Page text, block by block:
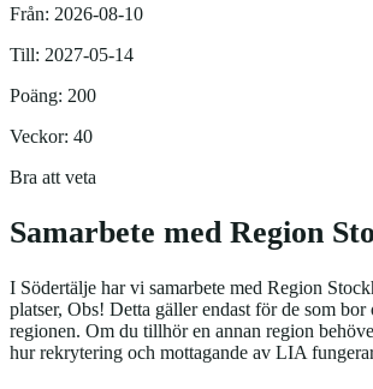
Från: 2026-08-10
Till: 2027-05-14
Poäng: 200
Veckor: 40
Bra att veta
Samarbete med Region
I Södertälje har vi samarbete med Region
platser, Obs! Detta gäller endast för de som
regionen. Om du tillhör en annan region
hur rekrytering och mottagande av LIA